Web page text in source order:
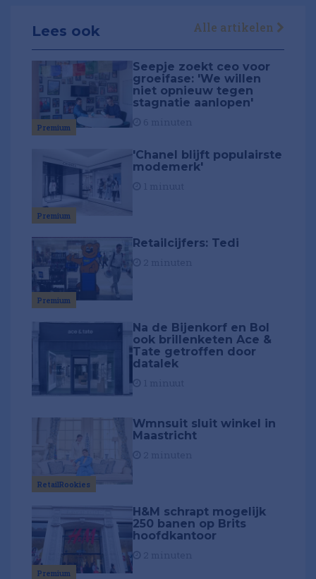
Lees ook Alle artikelen
Premium
Seepje zoekt ceo voor
groeifase: 'We willen
niet opnieuw tegen
stagnatie aanlopen'
Premium
'Chanel blijft populairste
modemerk'
Premium
Retailcijfers: Tedi
Na de Bijenkorf en Bol
ook brillenketen Ace &
Tate getroffen door
datalek
RetailRookies
Wmnsuit sluit winkel in
Maastricht
Premium
H&M schrapt mogelijk
250 banen op Brits
hoofdkantoor